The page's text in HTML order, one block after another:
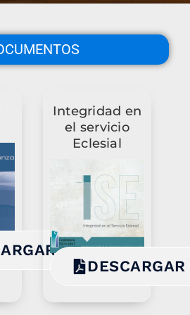
Integridad en
el servicio
Eclesial
DESCARGAR